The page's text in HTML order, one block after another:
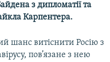
з дипломатії та
Карпентера.
шанс витіснити Росію з
пов’язане з нею